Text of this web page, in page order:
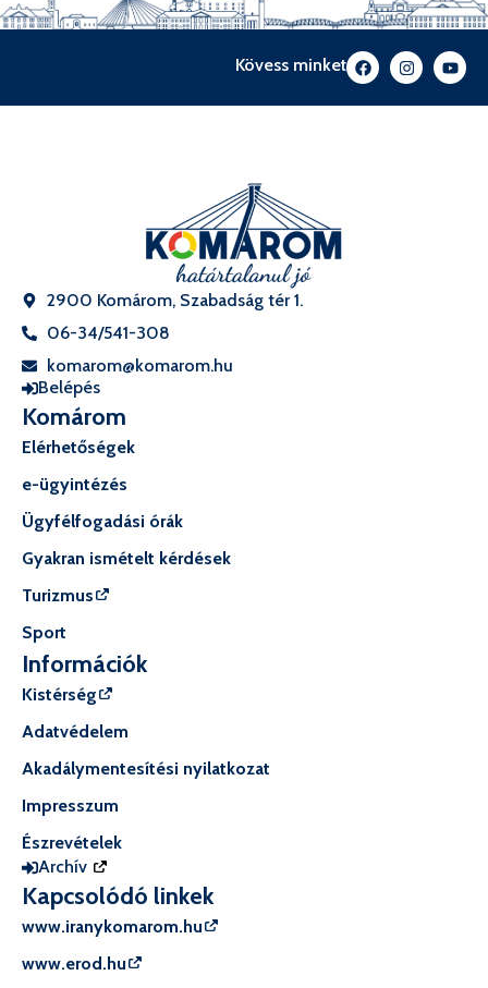
Kövess minket
2900 Komárom, Szabadság tér 1.
06-34/541-308
komarom@komarom.hu
Belépés
Komárom
Elérhetőségek
e-ügyintézés
Ügyfélfogadási órák
Gyakran ismételt kérdések
Turizmus
Sport
Információk
Kistérség
Adatvédelem
Akadálymentesítési nyilatkozat
Impresszum
Észrevételek
Archív
Kapcsolódó linkek
www.iranykomarom.hu
www.erod.hu